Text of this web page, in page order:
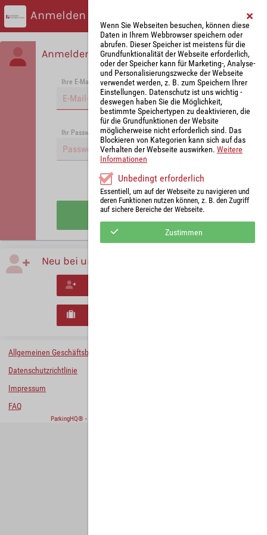
Anmelden
Anmelden
Ihre E-Mail-Adresse *
Passwort vergessen?
Ihr Passwort *
Angemeldet bleiben
Anmelden
Neu bei uns?
Allgemeinen Geschäftsbedingungen
Datenschutzrichtlinie
Impressum
FAQ
ParkingHQ® - eine Lösung von
Wenn Sie Webseiten besuchen, können diese
Daten in Ihrem Webbrowser speichern oder
abrufen. Dieser Speicher ist meistens für die
Grundfunktionalität der Webseite erforderlich,
oder der Speicher kann für Marketing-, Analyse-
und Personalisierungszwecke der Webseite
verwendet werden, z. B. zum Speichern Ihrer
Einstellungen. Datenschutz ist uns wichtig -
deswegen haben Sie die Möglichkeit,
bestimmte Speichertypen zu deaktivieren, die
für die Grundfunktionen der Website
möglicherweise nicht erforderlich sind. Das
Blockieren von Kategorien kann sich auf das
Verhalten der Webseite auswirken. Weitere
Informationen
Unbedingt erforderlich
Essentiell, um auf der Webseite zu navigieren und
deren Funktionen nutzen können, z. B. den Zugriff
auf sichere Bereiche der Webseite.
Zustimmen